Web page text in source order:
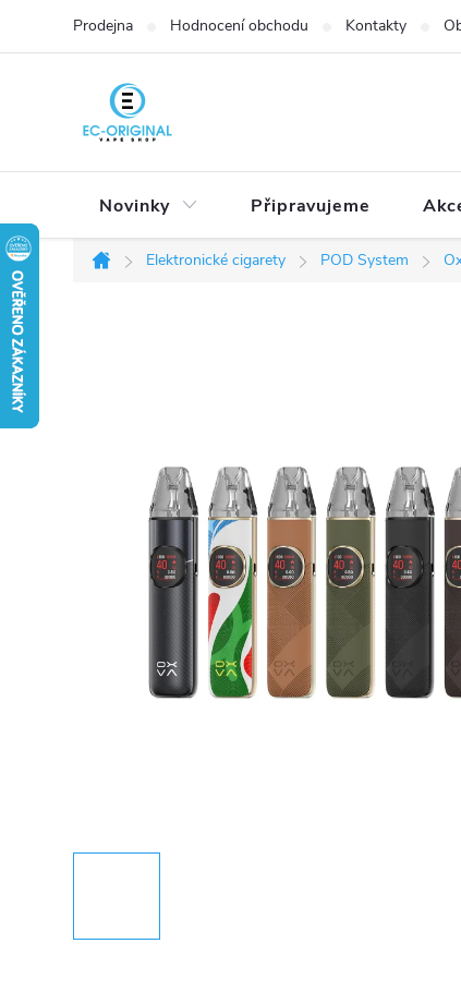
Prodejna Hodnocení obchodu Kontakty
Novinky Připravujeme
Domů
Elektronické cigarety POD System